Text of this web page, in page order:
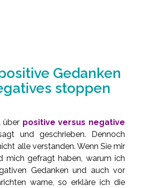
Gedanken
stoppen
über positive versus negative
und geschrieben. Dennoch
alle verstanden. Wenn Sie mir
mich gefragt haben, warum ich
Gedanken und auch vor
warne, so erkläre ich die